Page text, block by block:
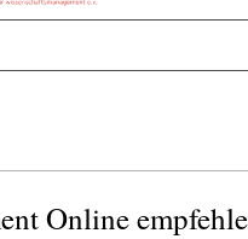
Online